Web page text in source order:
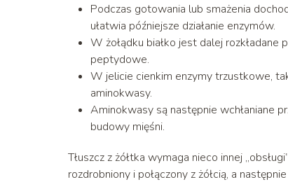
Podczas gotowania lub smażenia
ułatwia późniejsze działanie enzymów.
W żołądku białko jest dalej rozkładane
peptydowe.
W jelicie cienkim enzymy trzustkowe,
aminokwasy.
Aminokwasy są następnie wchłaniane
budowy mięśni.
Tłuszcz z żółtka wymaga nieco innej
rozdrobniony i połączony z żółcią, a